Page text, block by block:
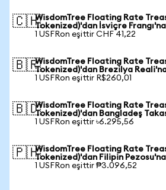
🇨🇭WisdomTree Floating Rate
Tokenized)'dan İsviçre Frangı'na
1 USFRon eşittir CHF 41,22
🇧🇷WisdomTree Floating Rate
Tokenized)'dan Brezilya
1 USFRon eşittir R$260,01
🇧🇩WisdomTree Floating Rate
Tokenized)'dan Bangladeş
1 USFRon eşittir ৳6.295,56
🇵🇭WisdomTree Floating Rate
Tokenized)'dan Filipin Pezosu'na
1 USFRon eşittir ₱3.096,52